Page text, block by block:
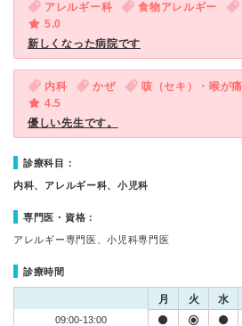
アレルギー科 食物アレルギー
5.0
新しくなった病院です
内科 かぜ
咳（セキ）・喉が
4.5
優しい先生です。
診療科目：
内科、アレルギー科、小児科
専門医・資格：
アレルギー専門医、小児科専門医
診療時間
月 火 水
09:00-13:00